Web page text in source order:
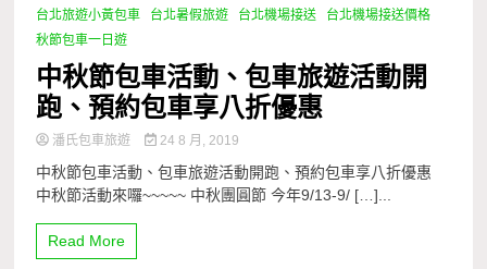
台北旅遊小黃包車
台北暑假旅遊 台北機場接送
台北機場接送價格
秋節包車一日遊
中秋節包車活動、包車旅遊活動開
跑、預約包車享八折優惠
潘氏包車旅遊 24 8 月, 2019
中秋節包車活動、包車旅遊活動開跑、預約包車享八折優惠
中秋節活動來囉~~~~~ 中秋團圓節 今年9/13-9/ […]...
Read More